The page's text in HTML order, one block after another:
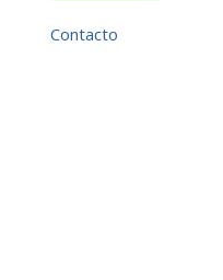
Contacto